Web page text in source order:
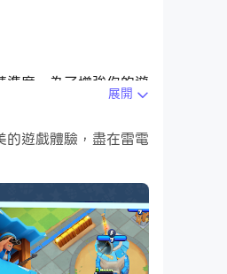
度。為了增強你的遊
和玩Boom Beach:
展開
遊戲體驗，盡在雷電